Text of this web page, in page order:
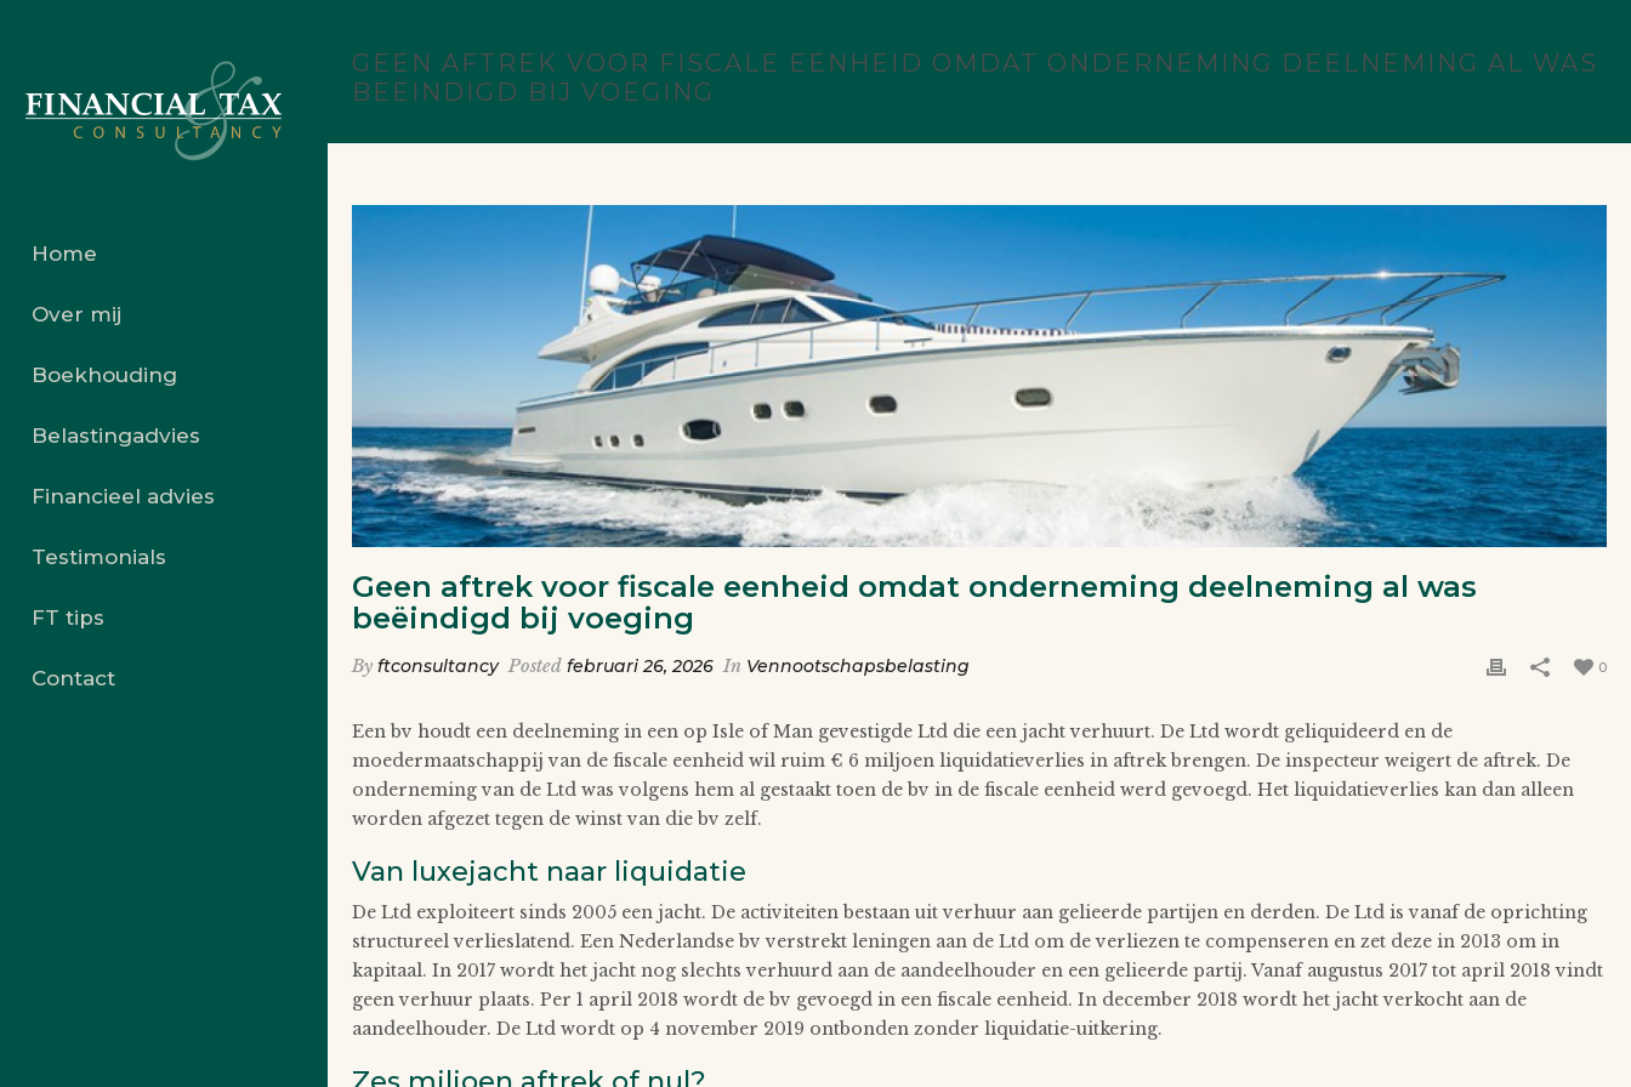
Home
Over mij
Boekhouding
Belastingadvies
Financieel advies
Testimonials
FT tips
Contact
GEEN AFTREK VOOR FISCALE EENHEID OMDAT ONDERNEMING DEELNEMING AL WAS
BEËINDIGD BIJ VOEGING
Geen aftrek voor fiscale eenheid omdat onderneming deelneming al was
beëindigd bij voeging
By ftconsultancy Posted februari 26, 2026 In Vennootschapsbelasting 0
Een bv houdt een deelneming in een op Isle of Man gevestigde Ltd die een jacht verhuurt. De Ltd wordt geliquideerd en de
moedermaatschappij van de fiscale eenheid wil ruim € 6 miljoen liquidatieverlies in aftrek brengen. De inspecteur weigert de aftrek. De
onderneming van de Ltd was volgens hem al gestaakt toen de bv in de fiscale eenheid werd gevoegd. Het liquidatieverlies kan dan alleen
worden afgezet tegen de winst van die bv zelf.
Van luxejacht naar liquidatie
De Ltd exploiteert sinds 2005 een jacht. De activiteiten bestaan uit verhuur aan gelieerde partijen en derden. De Ltd is vanaf de oprichting
structureel verlieslatend. Een Nederlandse bv verstrekt leningen aan de Ltd om de verliezen te compenseren en zet deze in 2013 om in
kapitaal. In 2017 wordt het jacht nog slechts verhuurd aan de aandeelhouder en een gelieerde partij. Vanaf augustus 2017 tot april 2018 vindt
geen verhuur plaats. Per 1 april 2018 wordt de bv gevoegd in een fiscale eenheid. In december 2018 wordt het jacht verkocht aan de
aandeelhouder. De Ltd wordt op 4 november 2019 ontbonden zonder liquidatie-uitkering.